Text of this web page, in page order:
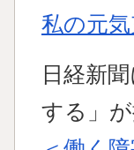
私の元
日経新
する」